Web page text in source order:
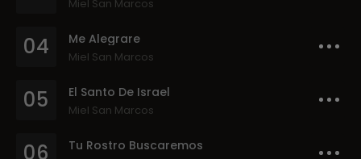
Miel San Marcos
04 Me Alegrare
Miel San Marcos
05 El Santo De Israel
Miel San Marcos
06 Tu Rostro Buscaremos